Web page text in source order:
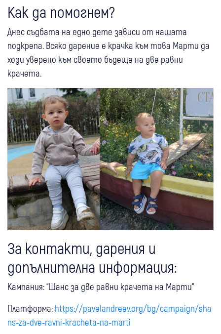
Как да помогнем?
Днес съдбата на едно дете зависи от нашата
подкрепа. Всяко дарение е крачка към това Марти да
ходи уверено към своето бъдеще на две равни
крачета.
За контакти, дарения и
допълнителна информация:
Кампания: “Шанс за две равни крачета на Марти“
Платформа: https://pavelandreev.org/bg/campaign/sha
ns-za-dve-ravni-kracheta-na-marti